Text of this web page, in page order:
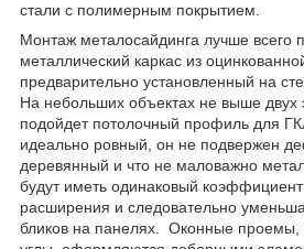
стали с полимерным покрытием.
Монтаж металосайдинга лучше всего
металлический каркас из
предварительно установленный на
На небольших объектах не выше двух
подойдет потолочный профиль для
идеально ровный, он не подвержен
деревянный и что не маловажно
будут иметь одинаковый коэффициент
расширения и следовательно
бликов на панелях. Оконные